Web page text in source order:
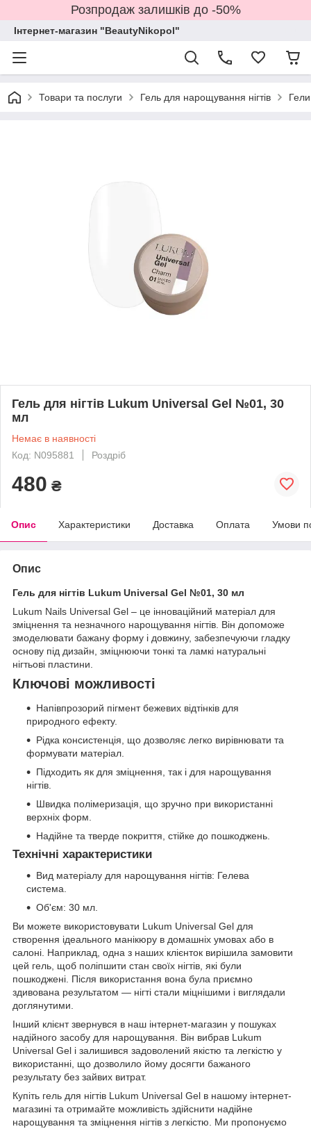
Розпродаж залишків до -50%
Інтернет-магазин "BeautyNikopol"
Товари та послуги Гель для нарощування нігтів
Гель для нігтів Lukum Universal Gel №01, 30
мл
Немає в наявності
Код: N095881
Роздріб
480 ₴
Опис Характеристики Доставка Оплата Умови
Опис
Гель для нігтів Lukum Universal Gel №01, 30 мл
Lukum Nails Universal Gel – це інноваційний матеріал для
зміцнення та незначного нарощування нігтів. Він допоможе
змоделювати бажану форму і довжину, забезпечуючи гладку
основу під дизайн, зміцнюючи тонкі та ламкі натуральні
нігтьові пластини.
Ключові можливості
Напівпрозорий пігмент бежевих відтінків для
природного ефекту.
Рідка консистенція, що дозволяє легко вирівнювати та
формувати матеріал.
Підходить як для зміцнення, так і для нарощування
нігтів.
Швидка полімеризація, що зручно при використанні
верхніх форм.
Надійне та тверде покриття, стійке до пошкоджень.
Технічні характеристики
Вид матеріалу для нарощування нігтів: Гелева
система.
Об'єм: 30 мл.
Ви можете використовувати Lukum Universal Gel для
створення ідеального манікюру в домашніх умовах або в
салоні. Наприклад, одна з наших клієнток вирішила замовити
цей гель, щоб поліпшити стан своїх нігтів, які були
пошкоджені. Після використання вона була приємно
здивована результатом — нігті стали міцнішими і виглядали
доглянутими.
Інший клієнт звернувся в наш інтернет-магазин у пошуках
надійного засобу для нарощування. Він вибрав Lukum
Universal Gel і залишився задоволений якістю та легкістю у
використанні, що дозволило йому досягти бажаного
результату без зайвих витрат.
Купіть гель для нігтів Lukum Universal Gel в нашому інтернет-
магазині та отримайте можливість здійснити надійне
нарощування та зміцнення нігтів з легкістю. Ми пропонуємо